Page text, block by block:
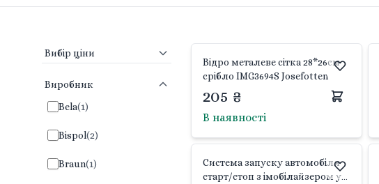
Вибір ціни
Виробник
Bela(1)
Bispol(2)
Braun(1)
Відро металеве сітка 28*26см
срібло IMG3694S Josefotten
205 ₴
В наявності
Система запуску автомобіля
старт/стоп з імобілайзером у